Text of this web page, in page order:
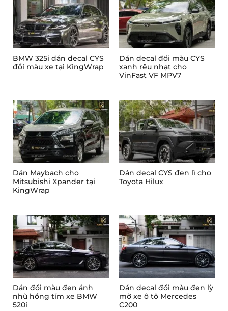
BMW 325i dán decal CYS
đổi màu xe tại KingWrap
Dán decal đổi màu CYS
xanh rêu nhạt cho
VinFast VF MPV7
Dán Maybach cho
Mitsubishi Xpander tại
KingWrap
Dán decal CYS đen lì cho
Toyota Hilux
Dán đổi màu đen ánh
nhũ hồng tím xe BMW
520i
Dán decal đổi màu đen lỳ
mờ xe ô tô Mercedes
C200